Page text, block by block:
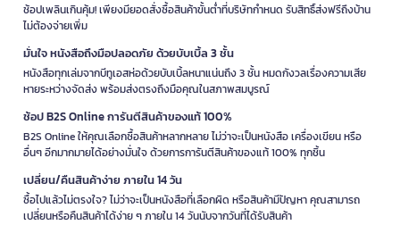
ช้อปเพลินเกินคุ้ม! เพียงมียอดสั่งซื้อสินค้าขั้นต่ำที่บริษัทกำหนด รับสิทธิ์ส่งฟรีถึงบ้าน
ไม่ต้องจ่ายเพิ่ม
มั่นใจ หนังสือถึงมือปลอดภัย ด้วยบับเบิ้ล 3 ชั้น
หนังสือทุกเล่มจากบีทูเอสห่อด้วยบับเบิ้ลหนาแน่นถึง 3 ชั้น หมดกังวลเรื่องความเสีย
หายระหว่างจัดส่ง พร้อมส่งตรงถึงมือคุณในสภาพสมบูรณ์
ช้อป B2S Online การันตีสินค้าของแท้ 100%
B2S Online ให้คุณเลือกซื้อสินค้าหลากหลาย ไม่ว่าจะเป็นหนังสือ เครื่องเขียน หรือ
อื่นๆ อีกมากมายได้อย่างมั่นใจ ด้วยการการันตีสินค้าของแท้ 100% ทุกชิ้น
เปลี่ยน/คืนสินค้าง่าย ภายใน 14 วัน
ซื้อไปแล้วไม่ตรงใจ? ไม่ว่าจะเป็นหนังสือที่เลือกผิด หรือสินค้ามีปัญหา คุณสามารถ
เปลี่ยนหรือคืนสินค้าได้ง่าย ๆ ภายใน 14 วันนับจากวันที่ได้รับสินค้า